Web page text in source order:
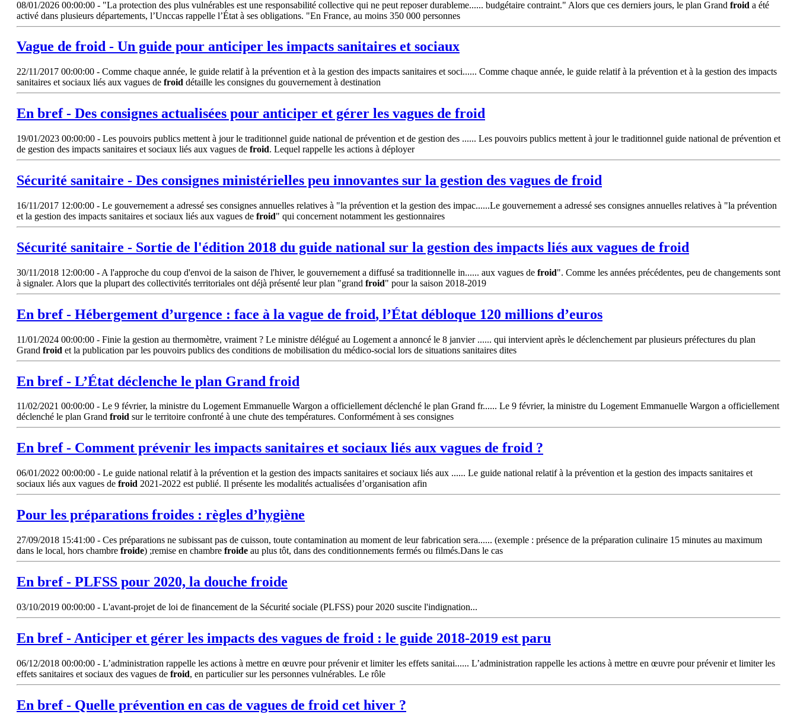
08/01/2026 00:00:00 - "La protection des plus vulnérables est une responsabilité collective qui ne peut reposer durableme...... budgétaire contraint." Alors que ces derniers jours, le plan Grand froid a été
activé dans plusieurs départements, l’Unccas rappelle l’État à ses obligations. "En France, au moins 350 000 personnes
Vague de froid - Un guide pour anticiper les impacts sanitaires et sociaux
22/11/2017 00:00:00 - Comme chaque année, le guide relatif à la prévention et à la gestion des impacts sanitaires et soci...... Comme chaque année, le guide relatif à la prévention et à la gestion des impacts
sanitaires et sociaux liés aux vagues de froid détaille les consignes du gouvernement à destination
En bref - Des consignes actualisées pour anticiper et gérer les vagues de froid
19/01/2023 00:00:00 - Les pouvoirs publics mettent à jour le traditionnel guide national de prévention et de gestion des ...... Les pouvoirs publics mettent à jour le traditionnel guide national de prévention et
de gestion des impacts sanitaires et sociaux liés aux vagues de froid. Lequel rappelle les actions à déployer
Sécurité sanitaire - Des consignes ministérielles peu innovantes sur la gestion des vagues de froid
16/11/2017 12:00:00 - Le gouvernement a adressé ses consignes annuelles relatives à "la prévention et la gestion des impac......Le gouvernement a adressé ses consignes annuelles relatives à "la prévention
et la gestion des impacts sanitaires et sociaux liés aux vagues de froid" qui concernent notamment les gestionnaires
Sécurité sanitaire - Sortie de l'édition 2018 du guide national sur la gestion des impacts liés aux vagues de froid
30/11/2018 12:00:00 - A l'approche du coup d'envoi de la saison de l'hiver, le gouvernement a diffusé sa traditionnelle in...... aux vagues de froid". Comme les années précédentes, peu de changements sont
à signaler. Alors que la plupart des collectivités territoriales ont déjà présenté leur plan "grand froid" pour la saison 2018-2019
En bref - Hébergement d’urgence : face à la vague de froid, l’État débloque 120 millions d’euros
11/01/2024 00:00:00 - Finie la gestion au thermomètre, vraiment ? Le ministre délégué au Logement a annoncé le 8 janvier ...... qui intervient après le déclenchement par plusieurs préfectures du plan
Grand froid et la publication par les pouvoirs publics des conditions de mobilisation du médico-social lors de situations sanitaires dites
En bref - L’État déclenche le plan Grand froid
11/02/2021 00:00:00 - Le 9 février, la ministre du Logement Emmanuelle Wargon a officiellement déclenché le plan Grand fr...... Le 9 février, la ministre du Logement Emmanuelle Wargon a officiellement
déclenché le plan Grand froid sur le territoire confronté à une chute des températures. Conformément à ses consignes
En bref - Comment prévenir les impacts sanitaires et sociaux liés aux vagues de froid ?
06/01/2022 00:00:00 - Le guide national relatif à la prévention et la gestion des impacts sanitaires et sociaux liés aux ...... Le guide national relatif à la prévention et la gestion des impacts sanitaires et
sociaux liés aux vagues de froid 2021-2022 est publié. Il présente les modalités actualisées d’organisation afin
Pour les préparations froides : règles d’hygiène
27/09/2018 15:41:00 - Ces préparations ne subissant pas de cuisson, toute contamination au moment de leur fabrication sera...... (exemple : présence de la préparation culinaire 15 minutes au maximum
dans le local, hors chambre froide) ;remise en chambre froide au plus tôt, dans des conditionnements fermés ou filmés.Dans le cas
En bref - PLFSS pour 2020, la douche froide
03/10/2019 00:00:00 - L'avant-projet de loi de financement de la Sécurité sociale (PLFSS) pour 2020 suscite l'indignation...
En bref - Anticiper et gérer les impacts des vagues de froid : le guide 2018-2019 est paru
06/12/2018 00:00:00 - L’administration rappelle les actions à mettre en œuvre pour prévenir et limiter les effets sanitai...... L’administration rappelle les actions à mettre en œuvre pour prévenir et limiter les
effets sanitaires et sociaux des vagues de froid, en particulier sur les personnes vulnérables. Le rôle
En bref - Quelle prévention en cas de vagues de froid cet hiver ?